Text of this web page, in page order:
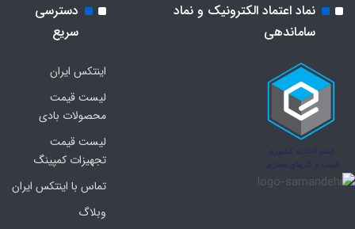
نماد اعتماد الکترونیک و نماد
ساماندهی
دسترسی
سریع
اینتکس ایران
لیست قیمت
محصولات بادی
لیست قیمت
تجهیزات کمپینگ
تماس با اینتکس ایران
وبلاگ